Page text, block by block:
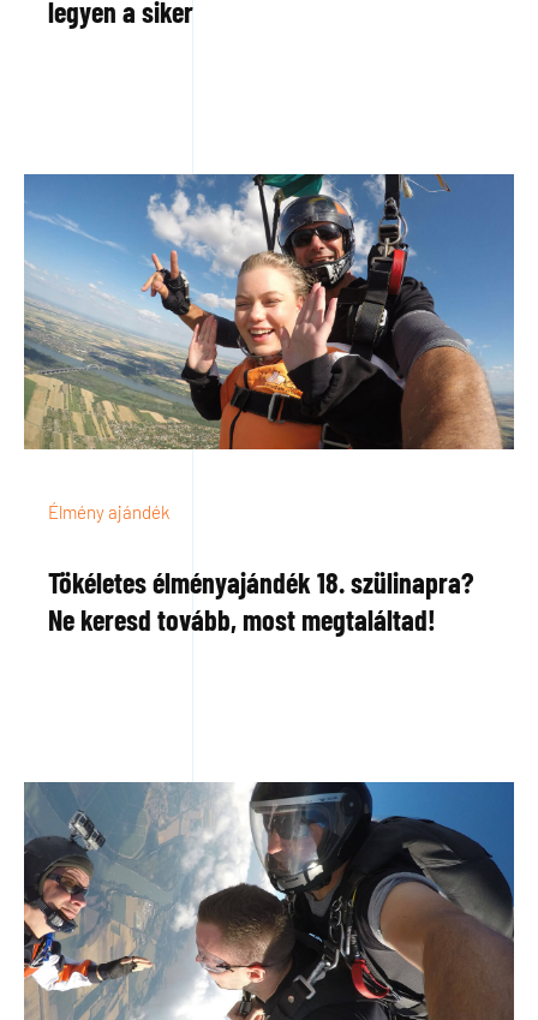
legyen a siker
Élmény ajándék
Tökéletes élményajándék 18. szülinapra?
Ne keresd tovább, most megtaláltad!